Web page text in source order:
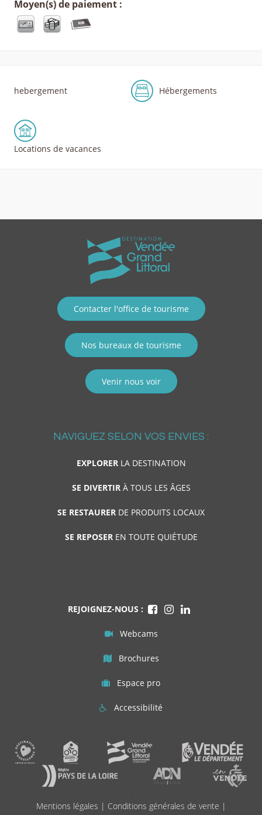
Moyen(s) de paiement :
hebergement Hébergements
Locations de vacances
Contacter l'office de tourisme
Nos bureaux de tourisme
Venir nous voir
NAVIGUEZ SELON VOS ENVIES :
EXPLORERLA DESTINATION
SE DIVERTIRÀ TOUS LES ÂGES
SE RESTAURER DE PRODUITS LOCAUX
SE REPOSEREN TOUTE QUIÉTUDE
REJOIGNEZ-NOUS :
Webcams
Brochures
Espace pro
Accessibilité
Mentions légales | Conditions générales de vente |